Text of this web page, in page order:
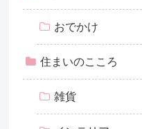
おでかけ
住まいのこころ
雑貨